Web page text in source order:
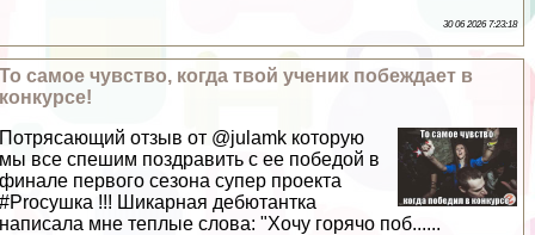
30 06 2026 7:23:18
То самое чувство, когда твой ученик побеждает в
конкурсе!
Потрясающий отзыв от @julamk которую
мы все спешим поздравить с ее победой в
финале первого сезона супер проекта
#Proсушка !!! Шикарная дебютантка
написала мне теплые слова: "Хочу горячо поб......